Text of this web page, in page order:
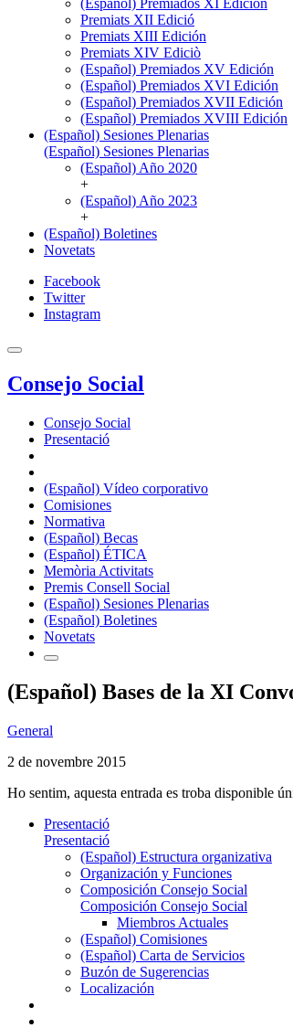
(Español) Premiados XI Edición
Premiats XII Edició
Premiats XIII Edición
Premiats XIV Ediciò
(Español) Premiados XV Edición
(Español) Premiados XVI Edición
(Español) Premiados XVII Edición
(Español) Premiados XVIII Edición
(Español) Sesiones Plenarias
(Español) Sesiones Plenarias
(Español) Año 2020
+
(Español) Año 2023
+
(Español) Boletines
Novetats
Facebook
Twitter
Instagram
Consejo Social
Consejo Social
Presentació
(Español) Vídeo corporativo
Comisiones
Normativa
(Español) Becas
(Español) ÉTICA
Memòria Activitats
Premis Consell Social
(Español) Sesiones Plenarias
(Español) Boletines
Novetats
(Español) Bases de la XI
General
2 de novembre 2015
Ho sentim, aquesta entrada es troba disponible
Presentació
Presentació
(Español) Estructura organizativa
Organización y Funciones
Composición Consejo Social
Composición Consejo Social
Miembros Actuales
(Español) Comisiones
(Español) Carta de Servicios
Buzón de Sugerencias
Localización